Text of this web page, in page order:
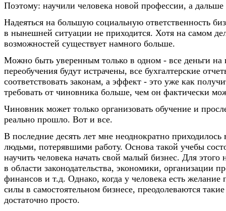
Поэтому: научили человека новой профессии, а дальше
Надеяться на большую социальную ответственность
в нынешней ситуации не приходится. Хотя на самом
возможностей существует намного больше.
Можно быть уверенным только в одном - все деньги на
переобучения будут истрачены, все бухгалтерские
соответствовать законам, а эффект - это уже как
требовать от чиновника больше, чем он фактически
Чиновник может только организовать обучение и
реально прошло. Вот и все.
В последние десять лет мне неоднократно приходилось
людьми, потерявшими работу. Основа такой учебы
научить человека начать свой малый бизнес. Для этого
в области законодательства, экономики, организации
финансов и т.д. Однако, когда у человека есть желание
силы в самостоятельном бизнесе, преодолеваются
достаточно просто.